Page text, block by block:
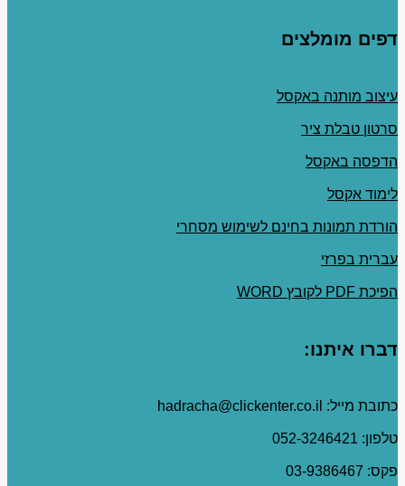
דפים מומלצים
עיצוב מותנה באקסל
סרטון טבלת ציר
הדפסה באקסל
לימוד אקסל
הורדת תמונות בחינם לשימוש מסחרי
עברית בפרזי
הפיכת PDF לקובץ WORD
דברו איתנו:
כתובת מייל: hadracha@clickenter.co.il
טלפון: 052-3246421
פקס: 03-9386467